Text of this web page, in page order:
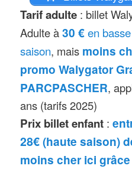
univers de
Limites d’âge
end puis pour
Toussaint et
d’Halloween
au 31
En novembre :
novembre
En décembre :
planifiée cette
Tarif adulte : billet
Adulte à30 €en
saison, mais moins
promo Walygator
PARCPASCHER,
ans (tarifs 2025)
Prix billet enfant :
28€(haute saison)
moins cher ici